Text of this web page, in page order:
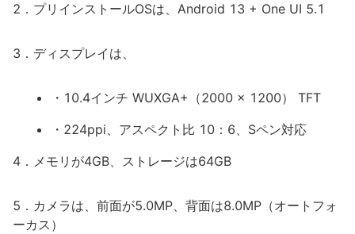
2．プリインストールOSは、Android 13 + One UI 5.1
3．ディスプレイは、
・10.4インチ WUXGA+（2000 x 1200） TFT
・224ppi、アスペクト比 10：6、Sペン対応
4．メモリが4GB、ストレージは64GB
5．カメラは、前面が5.0MP、背面は8.0MP（オートフォ
ーカス）